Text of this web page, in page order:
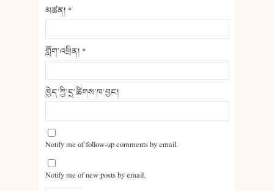
མཚན། *
གློག་འཕྲིན། *
ཁྱེད་ཀྱི་དྲ་ཚིགས་ཁ་བྱང།
Notify me of follow-up comments by email.
Notify me of new posts by email.